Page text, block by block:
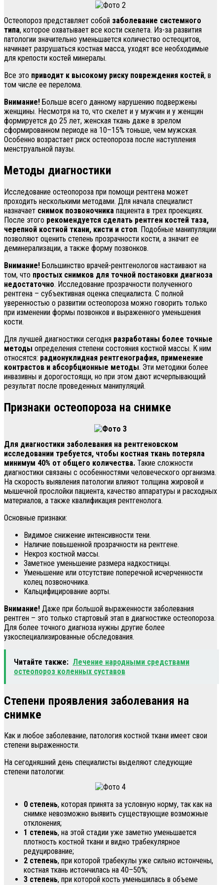
Остеопороз представляет собой заболевание системного
типа, которое охватывает все кости скелета. Из-за развития
патологии значительно уменьшается количество остеоцитов,
начинает разрушаться костная масса, уходят все необходимые
для крепости костей минералы.
Все это приводит к высокому риску повреждения костей, в
том числе ее перелома.
Внимание! Больше всего данному нарушению подвержены
женщины. Несмотря на то, что скелет и у мужчин и у женщин
формируется до 25 лет, женская ткань даже в зрелом
сформированном периоде на 10–15% тоньше, чем мужская.
Особенно возрастает риск остеопороза после наступления
менструальной паузы.
Методы диагностики
Исследование остеопороза при помощи рентгена может
проходить несколькими методами. Для начала специалист
назначает снимок позвоночника пациента в трех проекциях.
После этого рекомендуется сделать рентген костей таза,
черепной костной ткани, кисти и стоп. Подобные манипуляции
позволяют оценить степень прозрачности кости, а значит ее
деминерализации, а также форму позвонков.
Внимание! Большинство врачей-рентгенологов настаивают на
том, что простых снимков для точной постановки диагноза
недостаточно. Исследование прозрачности полученного
рентгена – субъективная оценка специалиста. С полной
уверенностью о развитии остеопороза можно говорить только
при изменении формы позвонков и выраженного уменьшения
кости.
Для лучшей диагностики сегодня разработаны более точные
методы определения степени состояния костной массы. К ним
относятся: радионуклидная рентгенография, применение
контрастов и абсорбционные методы. Эти методики более
инвазивны и дорогостоящи, но при этом дают исчерпывающий
результат после проведенных манипуляций.
Признаки остеопороза на снимке
Для диагностики заболевания на рентгеновском
исследовании требуется, чтобы костная ткань потеряла
минимум 40% от общего количества. Такие сложности
диагностики связаны с особенностями человеческого организма.
На скорость выявления патологии влияют толщина жировой и
мышечной прослойки пациента, качество аппаратуры и расходных
материалов, а также квалификация рентгенолога.
Основные признаки:
Видимое снижение интенсивности тени.
Наличие повышенной прозрачности на рентгене.
Некроз костной массы.
Заметное уменьшение размера надкостницы.
Уменьшение или отсутствие поперечной исчерченности
колец позвоночника.
Кальцифицирование аорты.
Внимание! Даже при большой выраженности заболевания
рентген – это только стартовый этап в диагностике остеопороза.
Для более точного диагноза нужны другие более
узкоспециализированные обследования.
Читайте также: Лечение народными средствами
остеопороз коленных суставов
Степени проявления заболевания на
снимке
Как и любое заболевание, патология костной ткани имеет свои
степени выраженности.
На сегодняшний день специалисты выделяют следующие
степени патологии:
0 степень, которая принята за условную норму, так как на
снимке невозможно выявить существующие возможные
отклонения;
1 степень, на этой стадии уже заметно уменьшается
плотность костной ткани и видно трабекулярное
редуцирование;
2 степень, при которой трабекулы уже сильно истончены,
костная ткань истончилась на 40–50%;
3 степень, при которой кость уменьшилась в объеме